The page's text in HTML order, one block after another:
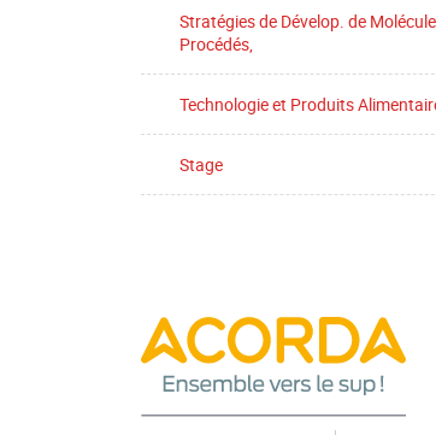
Stratégies de Dévelop. de
Procédés,
Technologie et Produits
Stage